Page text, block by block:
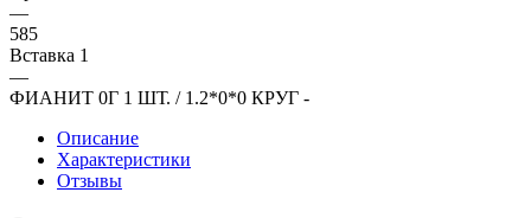
—
585
Вставка 1
—
ФИАНИТ 0Г 1 ШТ. / 1.2*0*0 КРУГ -
Описание
Характеристики
Отзывы